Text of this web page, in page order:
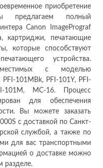
приобретение
предлагаем полный
Canon ImagePrograf
картриджи, печатающие
которые способствуют
устройства.
с моделью
PFI-101MBk, PFI-101Y, PFI-
101M, MC-16. Процесс
для обеспечения
Вы можете заказать
с доставкой по Санкт-
службой, а также по
для вас транспортными
о доставке можно
разделе.